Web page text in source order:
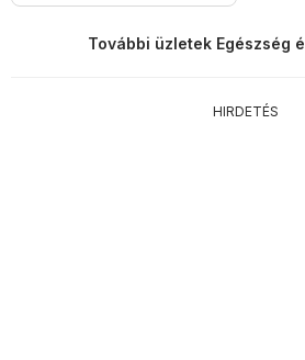
További üzletek Egészség
HIRDETÉS